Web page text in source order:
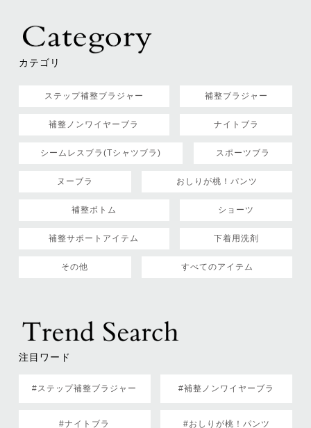
カテゴリ
ステップ補整ブラジャー 補整ブラジャー
補整ノンワイヤーブラ ナイトブラ
シームレスブラ(Tシャツブラ) スポーツブラ
ヌーブラ おしりが桃！パンツ
補整ボトム ショーツ
補整サポートアイテム 下着用洗剤
その他 すべてのアイテム
注目ワード
#ステップ補整ブラジャー #補整ノンワイヤーブラ
#ナイトブラ #おしりが桃！パンツ